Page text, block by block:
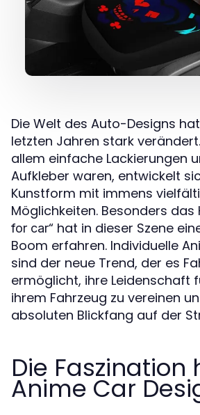
Die Welt des Auto-Designs
letzten Jahren stark
allem einfache Lackierungen
Aufkleber waren, entwickelt
Kunstform mit immens
Möglichkeiten. Besonders das
for car“ hat in dieser Szene
Boom erfahren. Individuelle
sind der neue Trend, der es
ermöglicht, ihre Leidenschaft
ihrem Fahrzeug zu vereinen
absoluten Blickfang auf der
Die Faszination
Anime Car